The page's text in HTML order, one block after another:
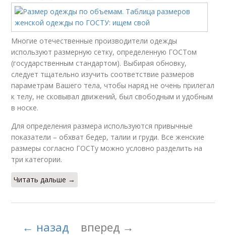
Многие отечественные производители одежды
используют размерную сетку, определенную ГОСТом
(государственным стандартом). Выбирая обновку,
следует тщательно изучить соответствие размеров
параметрам Вашего тела, чтобы наряд не очень прилегал
к телу, не сковывал движений, был свободным и удобным
в носке.
Для определения размера используются привычные
показатели – обхват бедер, талии и груди. Все женские
размеры согласно ГОСТу можно условно разделить на
три категории.
Читать дальше →
← назад вперед →